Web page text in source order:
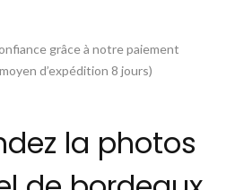
grâce à notre paiement
d’expédition 8 jours)
la photos